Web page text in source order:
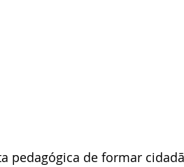
pedagógica de formar